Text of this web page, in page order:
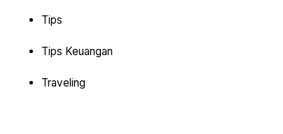
Tips
Tips Keuangan
Traveling